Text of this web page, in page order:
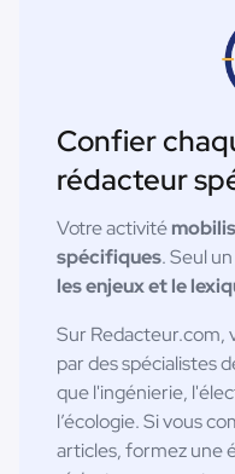
Confier
rédacteur
Votre activité
spécifiques. Seul
les enjeux et le
Sur Redacteur.com,
par des spécialistes
que l'ingénierie,
l’écologie. Si vous
articles, formez une